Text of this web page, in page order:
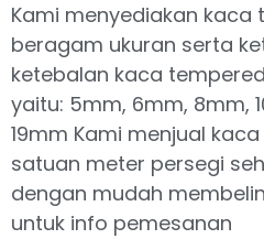
Kami menyediakan kaca
beragam ukuran serta
ketebalan kaca
yaitu: 5mm, 6mm, 8mm,
19mm Kami menjual
satuan meter persegi
dengan mudah
untuk info pemesanan